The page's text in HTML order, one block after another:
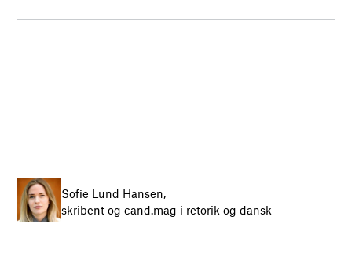
Sofie Lund Hansen,
skribent og cand.mag i retorik og dansk